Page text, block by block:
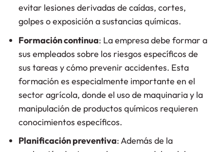
evitar lesiones derivadas de caídas, cortes,
golpes o exposición a sustancias químicas.
Formación continua: La empresa debe formar a
sus empleados sobre los riesgos específicos de
sus tareas y cómo prevenir accidentes. Esta
formación es especialmente importante en el
sector agrícola, donde el uso de maquinaria y la
manipulación de productos químicos requieren
conocimientos específicos.
Planificación preventiva: Además de la